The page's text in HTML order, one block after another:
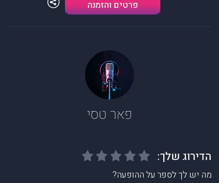
פרטים והזמנה
פאר טסי
מה יש לך לספר על ההופעה?